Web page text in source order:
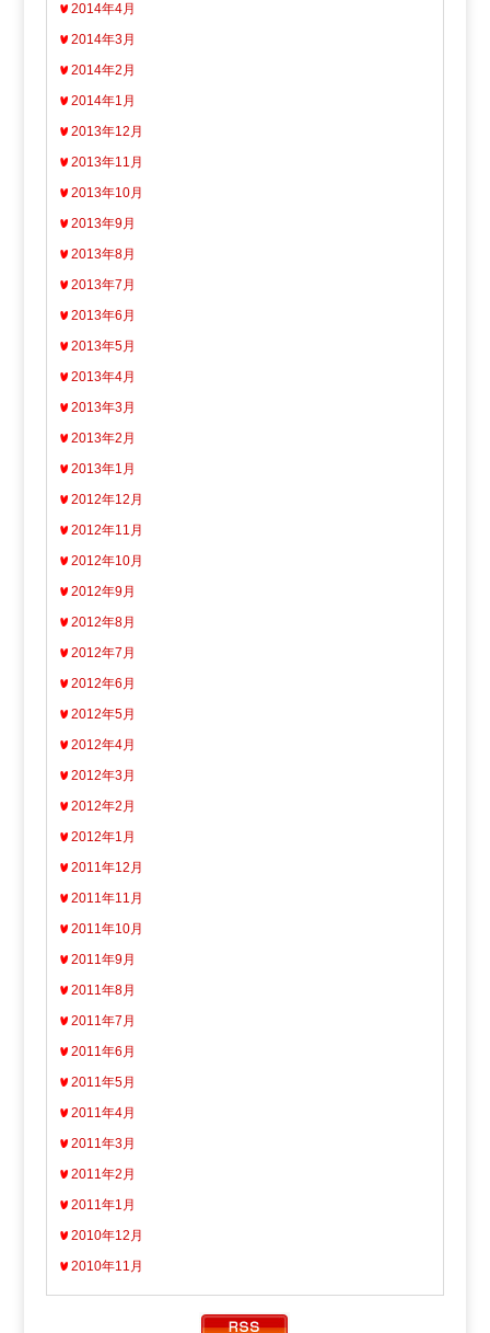
2014年4月
2014年3月
2014年2月
2014年1月
2013年12月
2013年11月
2013年10月
2013年9月
2013年8月
2013年7月
2013年6月
2013年5月
2013年4月
2013年3月
2013年2月
2013年1月
2012年12月
2012年11月
2012年10月
2012年9月
2012年8月
2012年7月
2012年6月
2012年5月
2012年4月
2012年3月
2012年2月
2012年1月
2011年12月
2011年11月
2011年10月
2011年9月
2011年8月
2011年7月
2011年6月
2011年5月
2011年4月
2011年3月
2011年2月
2011年1月
2010年12月
2010年11月